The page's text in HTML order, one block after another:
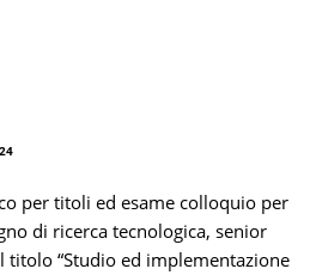
per titoli ed esame colloquio per
di ricerca tecnologica, senior
titolo “Studio ed implementazione